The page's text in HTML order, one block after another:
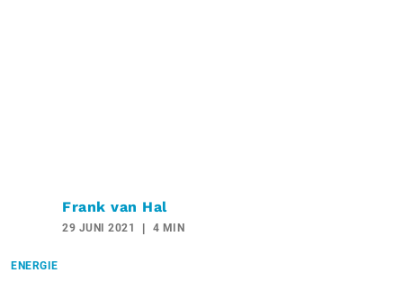
Frank van Hal
29 JUNI 2021 4 MIN
ENERGIE